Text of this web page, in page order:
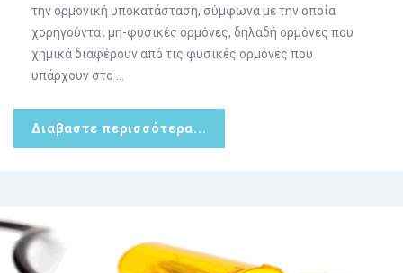
την ορμονική υποκατάσταση, σύμφωνα με την οποία
χορηγούνται μη-φυσικές ορμόνες, δηλαδή ορμόνες που
χημικά διαφέρουν από τις φυσικές ορμόνες που
υπάρχουν στο ...
Διαβαστε περισσότερα...